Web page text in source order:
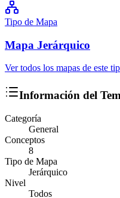
Tipo de Mapa
Mapa Jerárquico
Ver todos los mapas de este
Información del
Categoría
General
Conceptos
8
Tipo de Mapa
Jerárquico
Nivel
Todos